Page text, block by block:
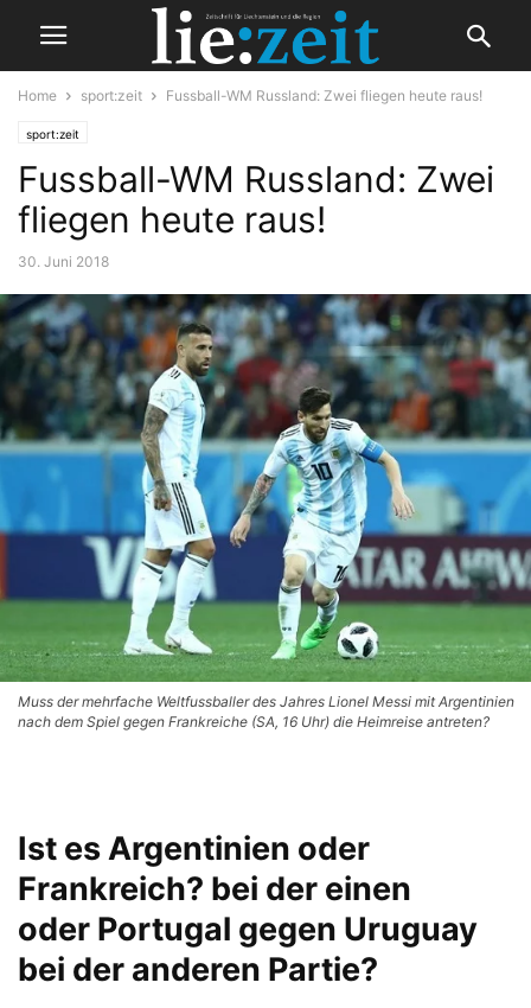
Home sport:zeit Fussball-WM Russland: Zwei fliegen heute raus!
sport:zeit
Fussball-WM Russland: Zwei
fliegen heute raus!
30. Juni 2018
Muss der mehrfache Weltfussballer des Jahres Lionel Messi mit Argentinien
nach dem Spiel gegen Frankreiche (SA, 16 Uhr) die Heimreise antreten?
Ist es Argentinien oder
Frankreich? bei der einen
oder Portugal gegen Uruguay
bei der anderen Partie?